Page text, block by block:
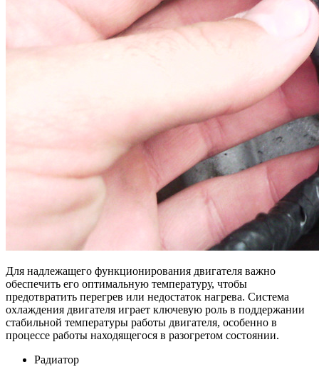
Для надлежащего функционирования двигателя важно
обеспечить его оптимальную температуру, чтобы
предотвратить перегрев или недостаток нагрева. Система
охлаждения двигателя играет ключевую роль в поддержании
стабильной температуры работы двигателя, особенно в
процессе работы находящегося в разогретом состоянии.
Радиатор